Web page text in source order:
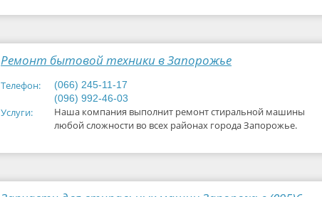
Ремонт бытовой техники в Запорожье
Телефон:
(066) 245-11-17
(096) 992-46-03
Услуги:
Наша компания выполнит ремонт стиральной машины
любой сложности во всех районах города Запорожье.